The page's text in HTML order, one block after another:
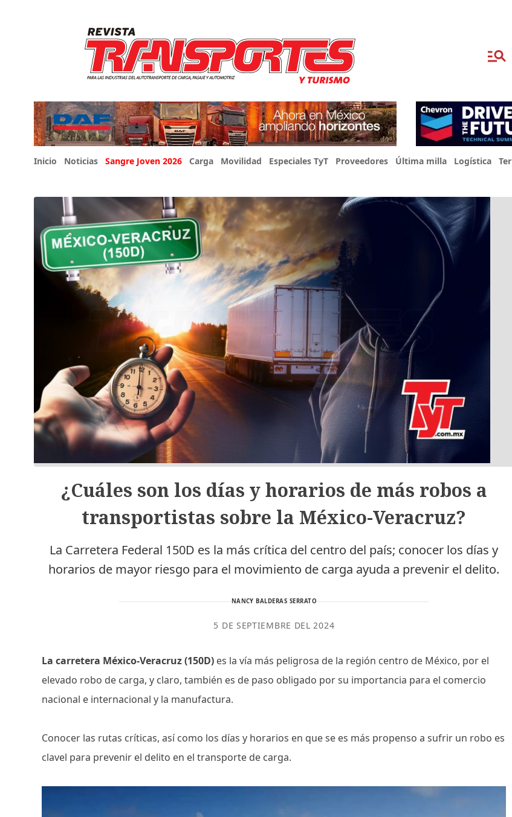
Inicio Noticias Sangre Joven 2026 Carga Movilidad Especiales TyT Proveedores Última milla Logística
¿Cuáles son los días y horarios de más robos a
transportistas sobre la México-Veracruz?
La Carretera Federal 150D es la más crítica del centro del país; conocer los días y
horarios de mayor riesgo para el movimiento de carga ayuda a prevenir el delito.
NANCY BALDERAS SERRATO
5 DE SEPTIEMBRE DEL 2024
La carretera México-Veracruz (150D) es la vía más peligrosa de la región centro de México, por el
elevado robo de carga, y claro, también es de paso obligado por su importancia para el comercio
nacional e internacional y la manufactura.
Conocer las rutas críticas, así como los días y horarios en que se es más propenso a sufrir un robo es
clavel para prevenir el delito en el transporte de carga.